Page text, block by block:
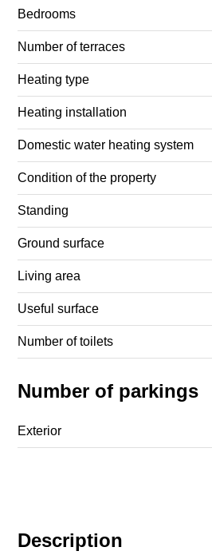
Description
Bedrooms
Number of terraces
Heating type
Heating installation
Domestic water heating system
Condition of the property
Standing
Ground surface
Living area
Useful surface
Number of toilets
Number of parkings
Exterior